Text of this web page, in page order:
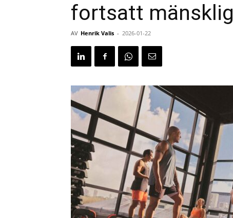
fortsatt mänsklig
AV Henrik Valis - 2026-01-22